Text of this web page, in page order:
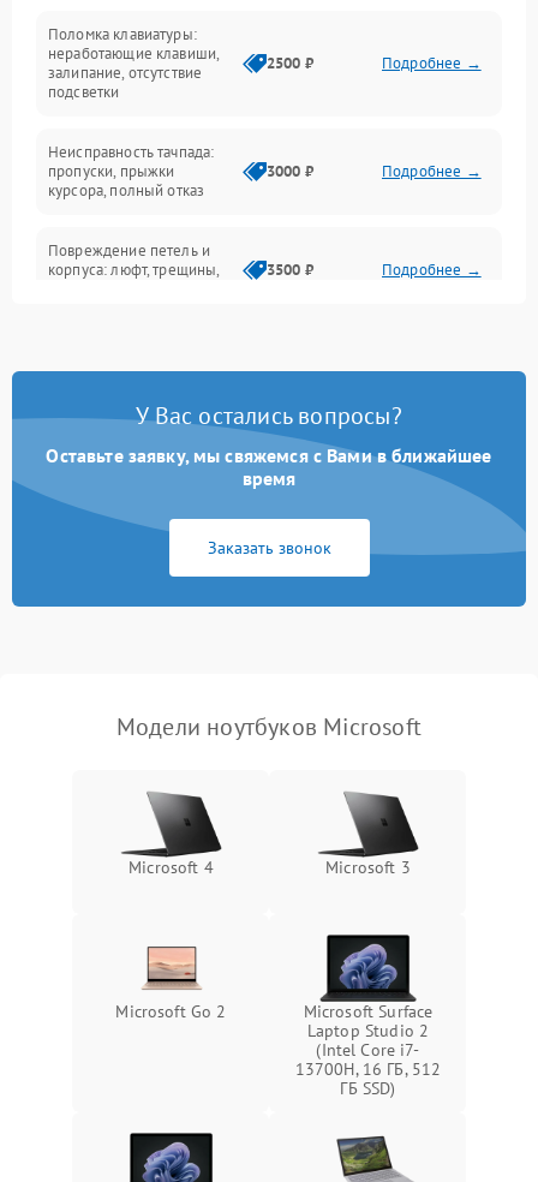
Интерфейсные проблемы
Батарея
Сеть и интернет
Поломка клавиатуры:
неработающие клавиши,
залипание, отсутствие
подсветки
2500 ₽ Подробнее →
Неисправность тачпада:
пропуски, прыжки
курсора, полный отказ
3000 ₽ Подробнее →
Повреждение петель и
корпуса: люфт, трещины,
3500 ₽ Подробнее →
быстрая разрядка,
2500 ₽ Подробнее →
Неисправность зарядного
питания
2000 ₽ Подробнее →
неисправности кулера
пропадание диска
оперативной памяти:
вылеты приложений,
Подробнее →
У Вас остались вопросы?
Оставьте заявку, мы свяжемся с Вами в ближайшее
время
Заказать звонок
Модели ноутбуков Microsoft
Microsoft 4 Microsoft 3
Microsoft Go 2
Microsoft Surface
Laptop Studio 2
(Intel Core i7-
13700H, 16 ГБ, 512
ГБ SSD)